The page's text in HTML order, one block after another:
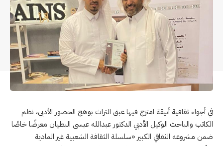
في أجواء ثقافية أنيقة امتزج فيها عبق التراث بوهج الحضور الأدبي، نظم
الكاتب والباحث الوكيل الأدبي الدكتور عبدالله عيسى البطيان معرضًا خاصًا
ضمن مشروعه الثقافي الكبير «سلسلة الثقافة الشعبية غير المادية